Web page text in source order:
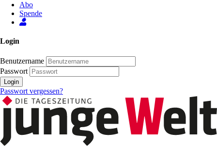
Abo
Spende
Login
Benutzername
Passwort
Login
Passwort vergessen?